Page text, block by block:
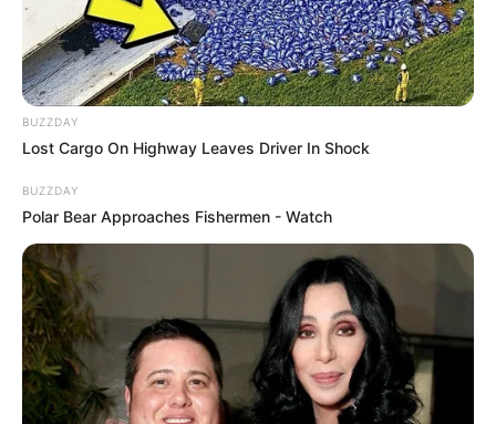
BUZZDAY
Lost Cargo On Highway Leaves Driver In Shock
BUZZDAY
Polar Bear Approaches Fishermen - Watch